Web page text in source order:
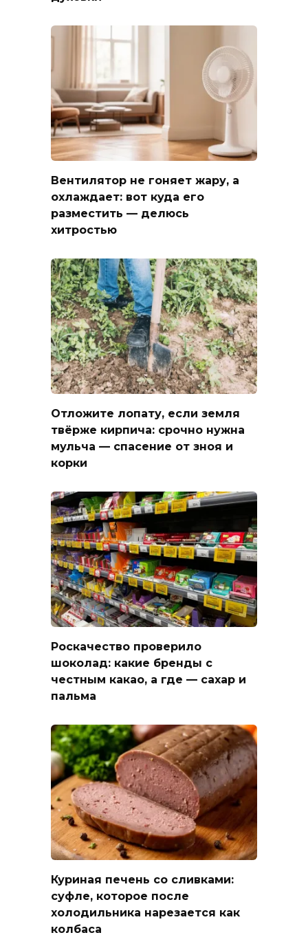
Вентилятор не гоняет жару, а
охлаждает: вот куда его
разместить — делюсь
хитростью
Отложите лопату, если земля
твёрже кирпича: срочно нужна
мульча — спасение от зноя и
корки
Роскачество проверило
шоколад: какие бренды с
честным какао, а где — сахар и
пальма
Куриная печень со сливками:
суфле, которое после
холодильника нарезается как
колбаса